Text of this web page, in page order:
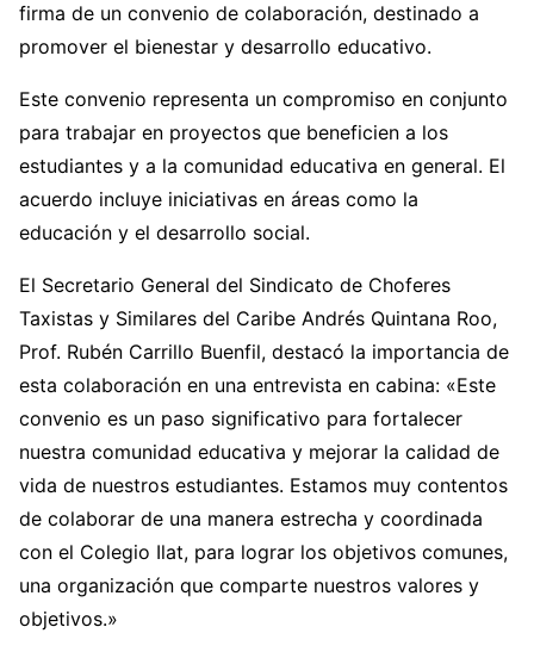
firma de un convenio de colaboración, destinado a
promover el bienestar y desarrollo educativo.
Este convenio representa un compromiso en conjunto
para trabajar en proyectos que beneficien a los
estudiantes y a la comunidad educativa en general. El
acuerdo incluye iniciativas en áreas como la
educación y el desarrollo social.
El Secretario General del Sindicato de Choferes
Taxistas y Similares del Caribe Andrés Quintana Roo,
Prof. Rubén Carrillo Buenfil, destacó la importancia de
esta colaboración en una entrevista en cabina: «Este
convenio es un paso significativo para fortalecer
nuestra comunidad educativa y mejorar la calidad de
vida de nuestros estudiantes. Estamos muy contentos
de colaborar de una manera estrecha y coordinada
con el Colegio Ilat, para lograr los objetivos comunes,
una organización que comparte nuestros valores y
objetivos.»